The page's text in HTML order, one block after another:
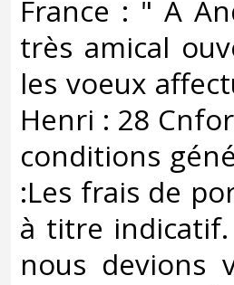
France : " A
très amical
les voeux
Henri : 28
conditions
:Les frais de
à titre
nous devions